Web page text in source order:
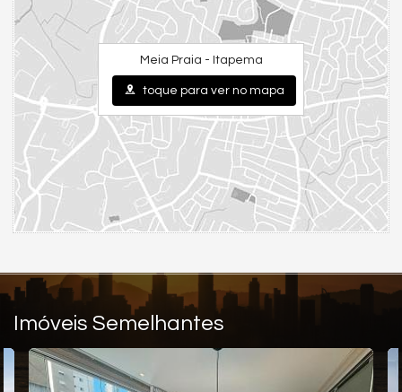
Espaço Fitness
Brinquedoteca
Piscina Infantil
Meia Praia - Itapema
toque para ver no mapa
Imóveis Semelhantes